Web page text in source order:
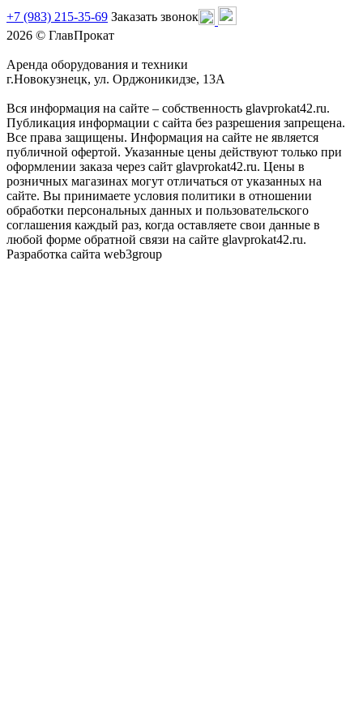
+7 (983) 215-35-69 Заказать звонок
2026 © ГлавПрокат
Аренда оборудования и техники
г.Новокузнецк, ул. Орджоникидзе, 13А
Вся информация на сайте – собственность glavprokat42.ru.
Публикация информации с сайта без разрешения запрещена.
Все права защищены. Информация на сайте не является
публичной офертой. Указанные цены действуют только при
оформлении заказа через сайт glavprokat42.ru. Цены в
розничных магазинах могут отличаться от указанных на
сайте. Вы принимаете условия политики в отношении
обработки персональных данных и пользовательского
соглашения каждый раз, когда оставляете свои данные в
любой форме обратной связи на сайте glavprokat42.ru.
Разработка сайта web3group